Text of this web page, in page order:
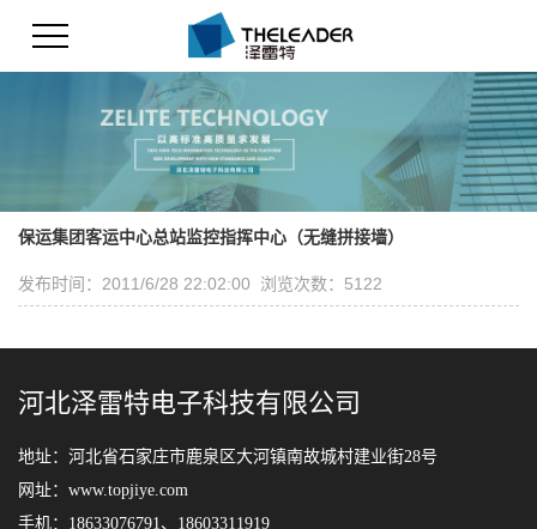
保运集团客运中心总站监控指挥中心（无缝拼接墙）
发布时间：2011/6/28 22:02:00 浏览次数：5122
河北泽雷特电子科技有限公司
地址：河北省石家庄市鹿泉区大河镇南故城村建业街28号
网址：www.topjiye.com
手机：18633076791、18603311919